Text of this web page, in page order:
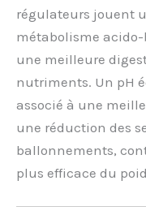
régulateurs jouent
métabolisme
une meilleure
nutriments. Un pH
associé à une
une réduction des
ballonnements,
plus efficace du